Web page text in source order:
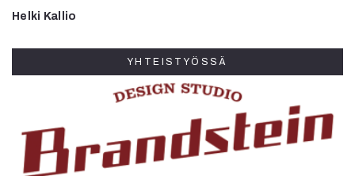
Helki Kallio
YHTEISTYÖSSÄ